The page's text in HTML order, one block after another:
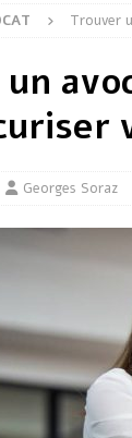
Trouver
Georges Soraz